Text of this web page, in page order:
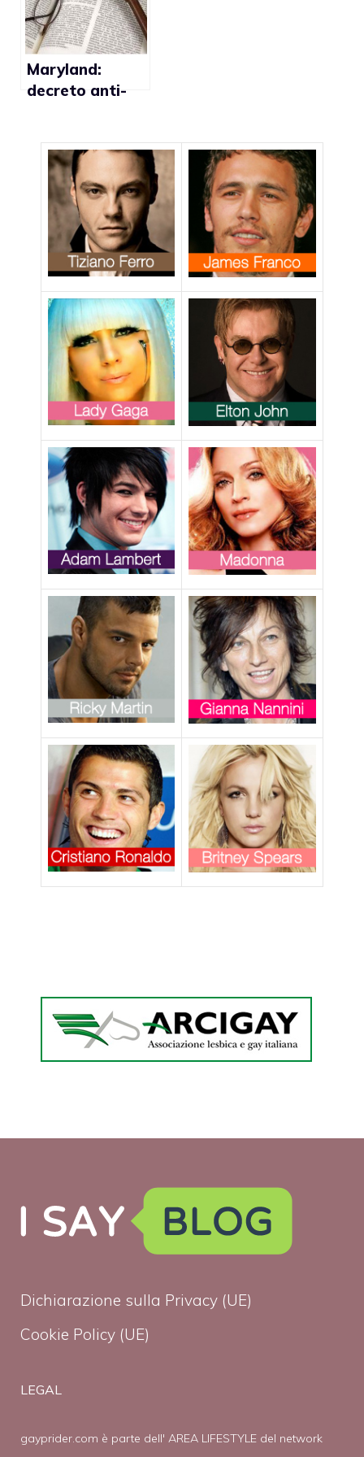
questione delle
unioni civili gay”
Maryland:
decreto anti-
all’approvazion
e definitiva
Dichiarazione sulla Privacy (UE)
Cookie Policy (UE)
LEGAL
gayprider.com è parte dell' AREA LIFESTYLE del network